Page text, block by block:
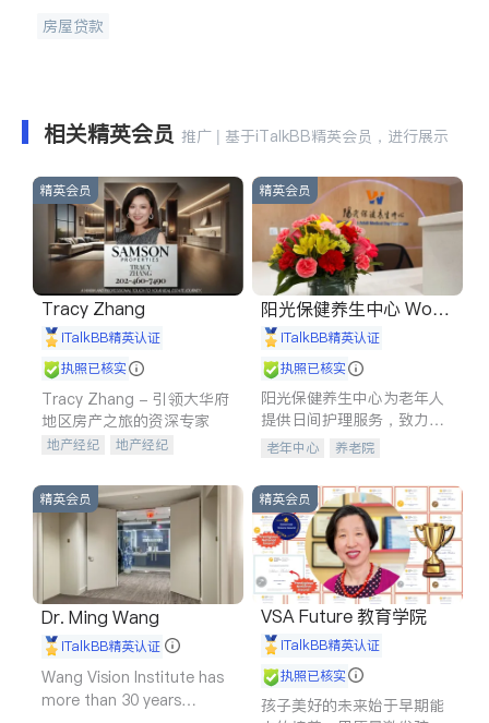
房屋贷款
相关精英会员 推广 | 基于iTalkBB精英会员，进行展示
精英会员
Tracy Zhang
iTalkBB精英认证
执照已核实
Tracy Zhang - 引领大华府
地区房产之旅的资深专家
地产经纪
地产经纪
商铺租售
开发商建商
精英会员
阳光保健养生中心 World
shine
iTalkBB精英认证
执照已核实
阳光保健养生中心为老年人
提供日间护理服务，致力于
通过持续的护理创新来有效
老年中心 养老院
精英会员
Dr. Ming Wang
iTalkBB精英认证
Wang Vision Institute has
more than 30 years
精英会员
VSA Future 教育学院
iTalkBB精英认证
执照已核实
孩子美好的未来始于早期能